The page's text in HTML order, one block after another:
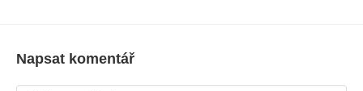
Napsat komentář